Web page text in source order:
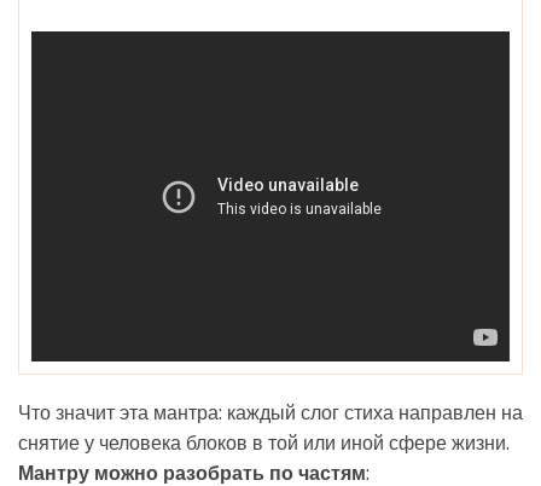
Что значит эта мантра: каждый слог стиха направлен на
снятие у человека блоков в той или иной сфере жизни.
Мантру можно разобрать по частям: